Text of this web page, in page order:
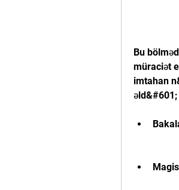
Bu
müraciət
imtahan